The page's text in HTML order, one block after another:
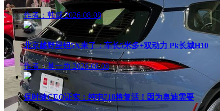
作者：韩威 2026-08-08
北京越野星钽5X来了：车长5米多+双动力 Pk长城H10
作者：莫一西 2026-08-08
保时捷CEO证实：纯电718将复活！因为奥迪需要